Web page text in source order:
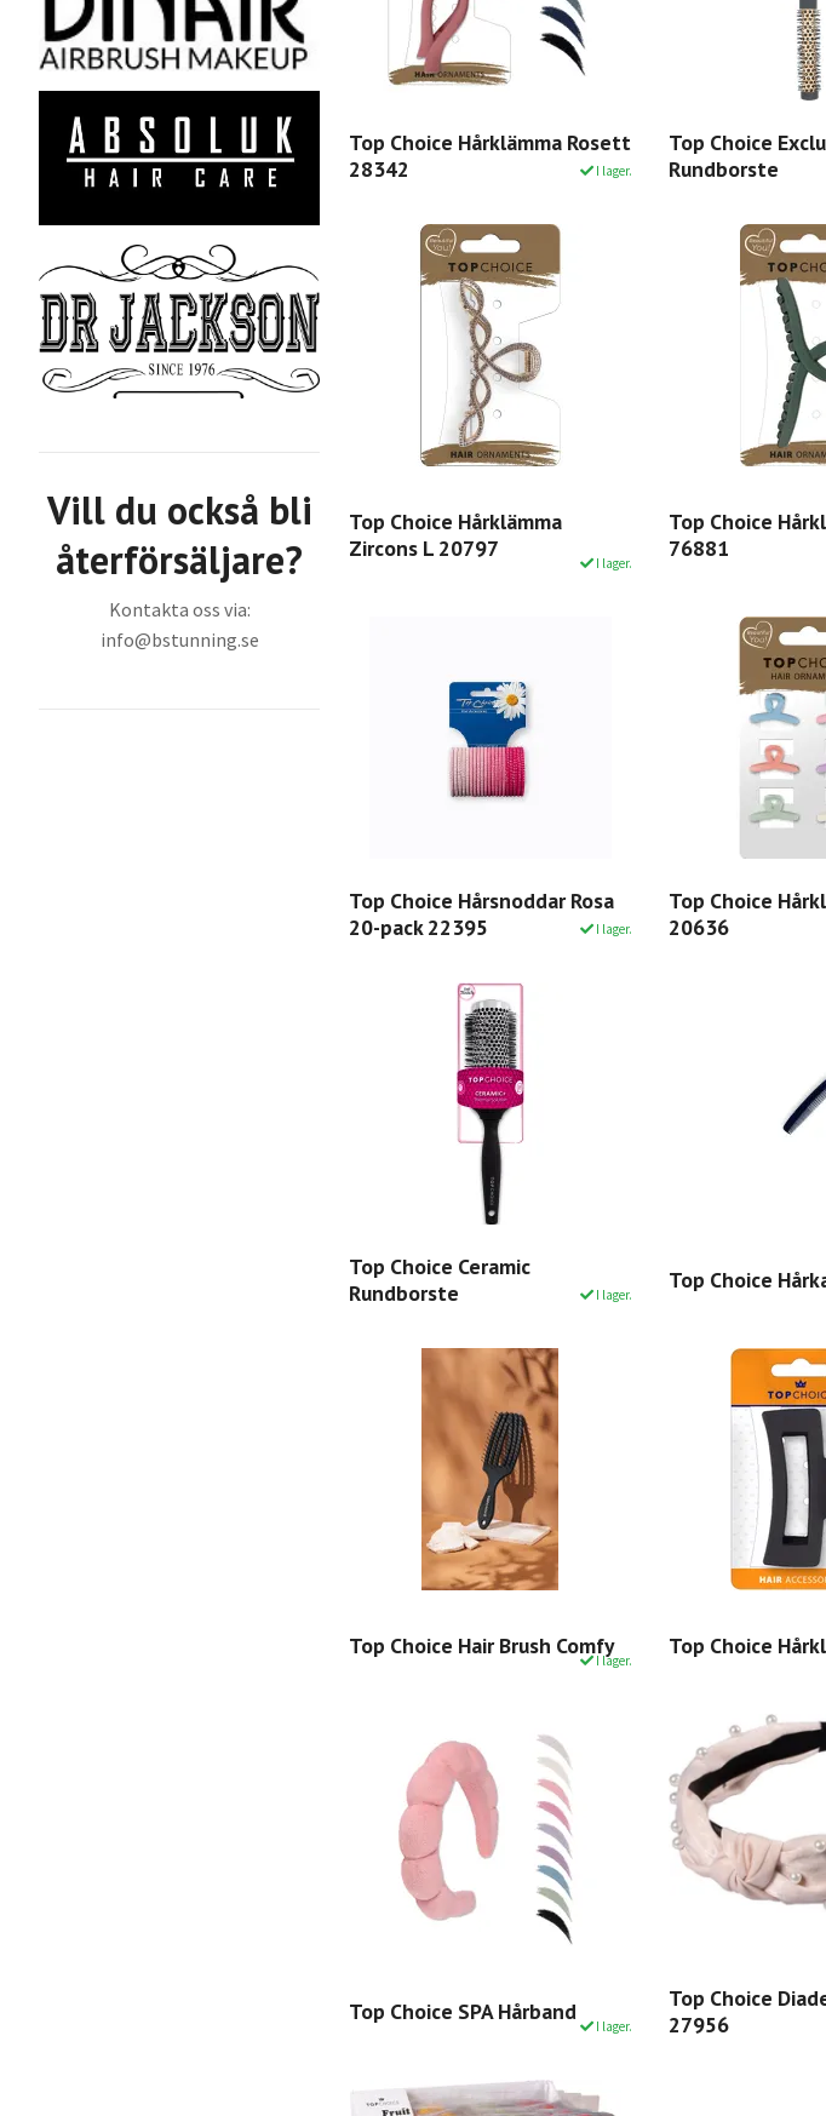
Vill du också bli
återförsäljare?
Kontakta oss via:
info@bstunning.se
Top Choice Hårklämma Rosett
28342
I lager.
Top Choice
Rundborste
Top Choice Hårklämma
Zircons L 20797
I lager.
Top Choice
76881
Top Choice Hårsnoddar Rosa
20-pack 22395
I lager.
Top Choice
20636
Top Choice Ceramic
Rundborste
I lager.
Top Choice
Top Choice Hair Brush Comfy
I lager.
Top Choice
Top Choice SPA Hårband
I lager.
Top Choice
27956